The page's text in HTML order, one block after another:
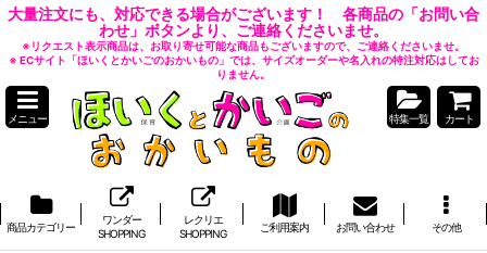
大量注文にも、対応できる場合がございます！ 各商品の「お問い合
わせ」ボタンより、ご連絡くださいませ。
※リクエスト表示商品は、お取り寄せ可能な商品もございますので、ご連絡くださいませ。
※ ECサイト「ほいくとかいごのおかいもの」では、サイズオーダーや名入れの特注対応はしてお
りません。
メニュー 特集一覧 カート
商品カテゴリー
ワンダー
SHOPPING
レクリエ
SHOPPING
ご利用案内 お問い合わせ その他